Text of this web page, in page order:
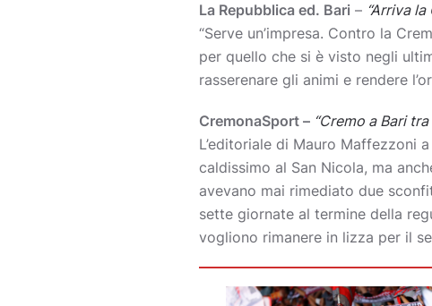
La Repubblica ed. Bari – “Arriva
“Serve un’impresa. Contro la
per quello che si è visto negli
rasserenare gli animi e rendere
CremonaSport – “Cremo a Bari
L’editoriale di Mauro Maffezzoni
caldissimo al San Nicola, ma
avevano mai rimediato due
sette giornate al termine della
vogliono rimanere in lizza per il